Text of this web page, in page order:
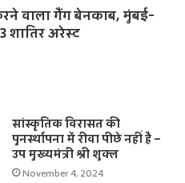
वाला गैंग बेनकाब, मुंबई-
शातिर अरेस्ट
सांस्कृतिक विरासत की
पुनर्स्थापना में रीवा पीछे नहीं है –
उप मुख्यमंत्री श्री शुक्ल
November 4, 2024